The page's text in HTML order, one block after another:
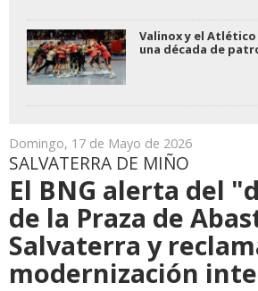
Valinox y el
una década de
Domingo, 17 de Mayo de 2026
SALVATERRA DE MIÑO
El BNG alerta del
de la Praza de
Salvaterra y
modernización